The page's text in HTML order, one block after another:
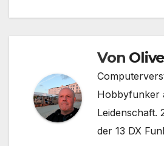
Von
Hobbyfunker
Leidenschaft.
der 13 DX